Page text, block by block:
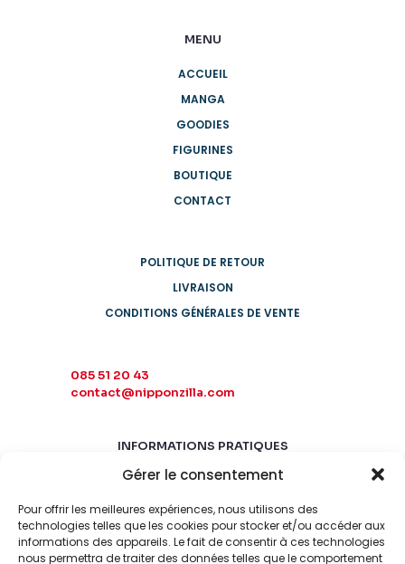
Gérer le consentement
Pour offrir les meilleures expériences, nous utilisons des
technologies telles que les cookies pour stocker et/ou accéder aux
informations des appareils. Le fait de consentir à ces technologies
nous permettra de traiter des données telles que le comportement
MENU
ACCUEIL
MANGA
GOODIES
FIGURINES
BOUTIQUE
CONTACT
POLITIQUE DE RETOUR
LIVRAISON
CONDITIONS GÉNÉRALES DE VENTE
085 51 20 43
contact@nipponzilla.com
INFORMATIONS PRATIQUES
MARDI-SAMEDI
LUNDI-DIMANCHE
FERMÉ